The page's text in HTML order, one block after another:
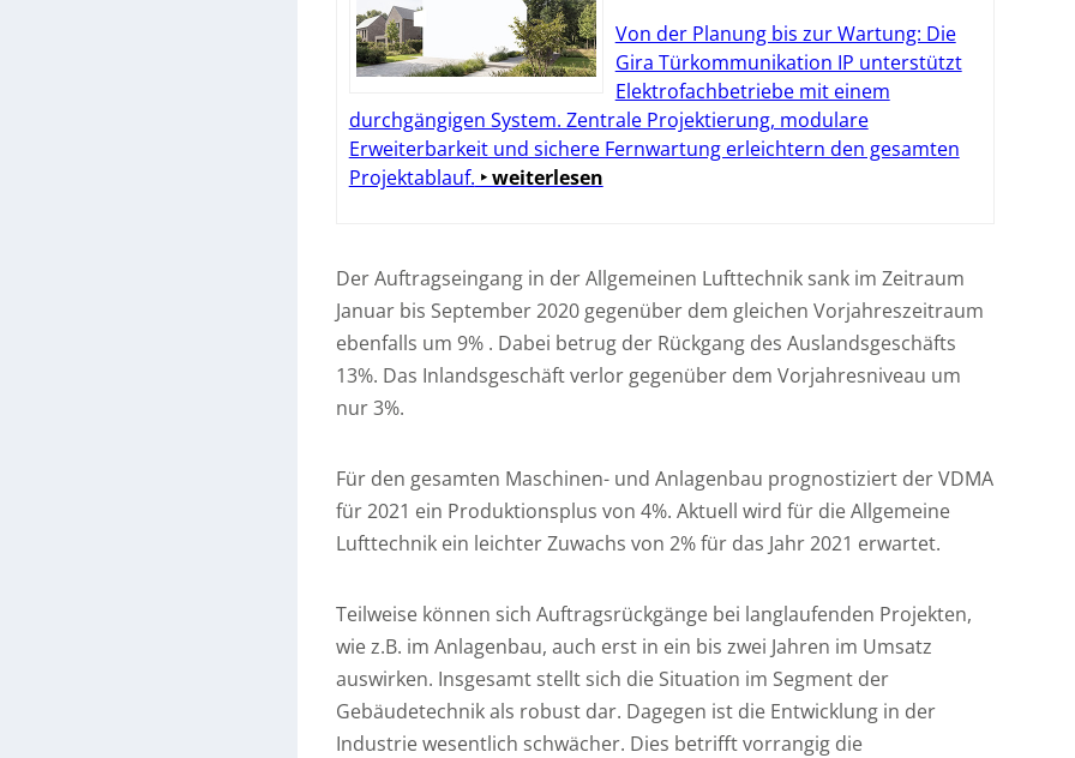
Von der Planung bis zur Wartung: Die
Gira Türkommunikation IP unterstützt
Elektrofachbetriebe mit einem
durchgängigen System. Zentrale Projektierung, modulare
Erweiterbarkeit und sichere Fernwartung erleichtern den gesamten
Projektablauf. ‣ weiterlesen
Der Auftragseingang in der Allgemeinen Lufttechnik sank im Zeitraum
Januar bis September 2020 gegenüber dem gleichen Vorjahreszeitraum
ebenfalls um 9% . Dabei betrug der Rückgang des Auslandsgeschäfts
13%. Das Inlandsgeschäft verlor gegenüber dem Vorjahresniveau um
nur 3%.
Für den gesamten Maschinen- und Anlagenbau prognostiziert der VDMA
für 2021 ein Produktionsplus von 4%. Aktuell wird für die Allgemeine
Lufttechnik ein leichter Zuwachs von 2% für das Jahr 2021 erwartet.
Teilweise können sich Auftragsrückgänge bei langlaufenden Projekten,
wie z.B. im Anlagenbau, auch erst in ein bis zwei Jahren im Umsatz
auswirken. Insgesamt stellt sich die Situation im Segment der
Gebäudetechnik als robust dar. Dagegen ist die Entwicklung in der
Industrie wesentlich schwächer. Dies betrifft vorrangig die